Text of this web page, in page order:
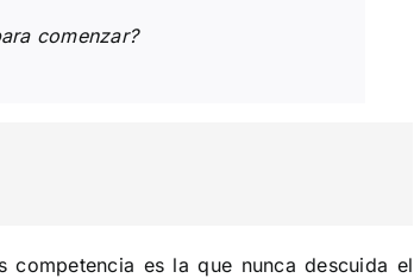
comenzar?
es la que nunca descuida el